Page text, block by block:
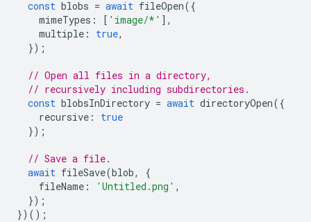
const blobs = await fileOpen({
mimeTypes : [ 'image/*' ],
multiple : true,
});
// Open all files in a directory,
// recursively including subdirectories.
const blobsInDirectory = await directoryOpen({
recursive :
true
});
// Save a file.
await fileSave(blob,
{
fileName : 'Untitled.png' ,
});
})();